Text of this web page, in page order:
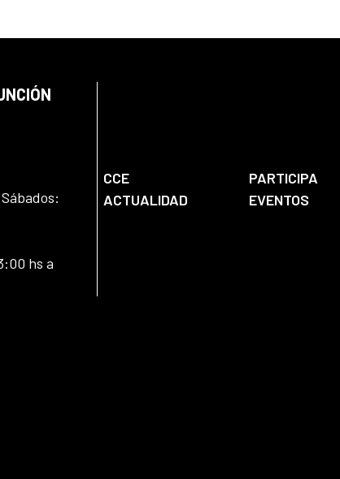
hs a
CCE PARTICIPA
ACTUALIDAD
EVENTOS